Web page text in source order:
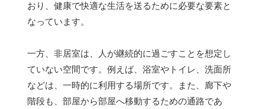
おり、健康で快適な生活を送るために必要な要素と
なっています。
一方、非居室は、人が継続的に過ごすことを想定し
ていない空間です。例えば、浴室やトイレ、洗面所
などは、一時的に利用する場所です。また、廊下や
階段も、部屋から部屋へ移動するための通路であ